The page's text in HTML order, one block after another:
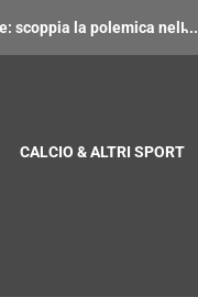
scoppia la polemica nell̵...
CALCIO & ALTRI SPORT